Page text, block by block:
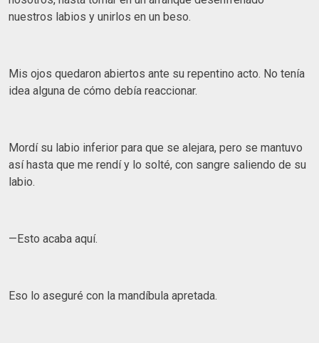
nuestros labios y unirlos en un beso.
Mis ojos quedaron abiertos ante su repentino acto. No tenía
idea alguna de cómo debía reaccionar.
Mordí su labio inferior para que se alejara, pero se mantuvo
así hasta que me rendí y lo solté, con sangre saliendo de su
labio.
—Esto acaba aquí.
Eso lo aseguré con la mandíbula apretada.